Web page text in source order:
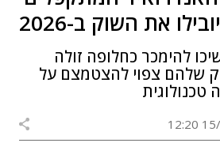
את השוק ב-2026
להימכר כחלופה זולה
שלהם צפוי להצטמצם על
15/